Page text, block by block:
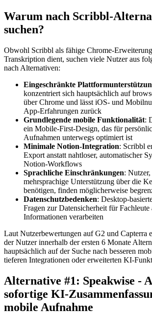
Warum nach Scribbl-
suchen?
Obwohl Scribbl als fähige Chrome-
Transkription dient, suchen viele Nutzer aus
nach Alternativen:
Eingeschränkte
konzentriert sich hauptsächlich auf
über Chrome und lässt iOS- und
App-Erfahrungen zurück
Grundlegende mobile Funktionalität:
ein Mobile-First-Design, das für
Aufnahmen unterwegs optimiert ist
Minimale Notion-Integration: Scribbl
Export anstatt nahtloser, automatischer
Notion-Workflows
Sprachliche Einschränkungen:
mehrsprachige Unterstützung über die
benötigen, finden möglicherweise
Datenschutzbedenken: Desktop-
Fragen zur Datensicherheit für
Informationen verarbeiten
Laut Nutzerbewertungen auf G2 und Capterra
der Nutzer innerhalb der ersten 6 Monate
hauptsächlich auf der Suche nach besseren
tieferen Integrationen oder erweiterten KI-
Alternative #1: Speakwise -
sofortige KI-
mobile Aufnahme